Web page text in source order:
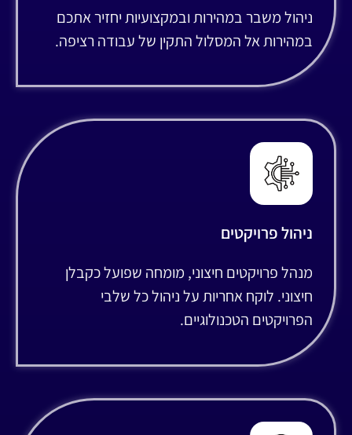
ניהול משבר במהירות ובמקצועיות יחזיר אתכם
במהירות אל המסלול התקין של עבודה רציפה.
ניהול פרויקטים
מנהל פרויקטים חיצוני, מומחה שפועל כקבלן
חיצוני. לוקח אחריות על ניהול כל שלבי
הפרויקטים הטכנולוגיים.